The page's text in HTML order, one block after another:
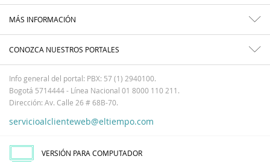
MÁS INFORMACIÓN
CONOZCA NUESTROS PORTALES
Info general del portal: PBX: 57 (1) 2940100.
Bogotá 5714444 - Línea Nacional 01 8000 110 211.
Dirección: Av. Calle 26 # 68B-70.
servicioalclienteweb@eltiempo.com
VERSIÓN PARA COMPUTADOR